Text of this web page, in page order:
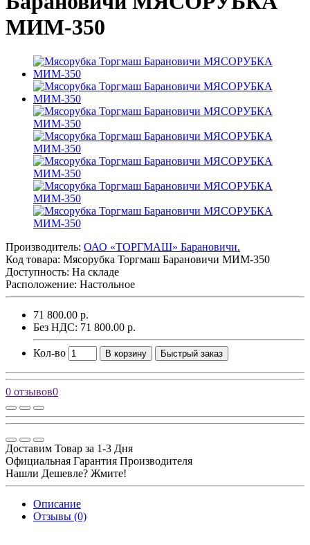
МИМ-350
Производитель: ОАО «ТОРГМАШ» Барановичи.
Код товара: Мясорубка Торгмаш Барановичи МИМ-350
Доступность: На складе
Расположение: Настольное
71 800.00 р.
Без НДС: 71 800.00 р.
Кол-во В корзину Быстрый заказ
0 отзывов0
Доставим Товар за 1-3 Дня
Официальная Гарантия Производителя
Нашли Дешевле? Жмите!
Описание
Отзывы (0)